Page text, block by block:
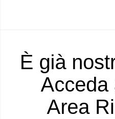
È già
Acceda
Area